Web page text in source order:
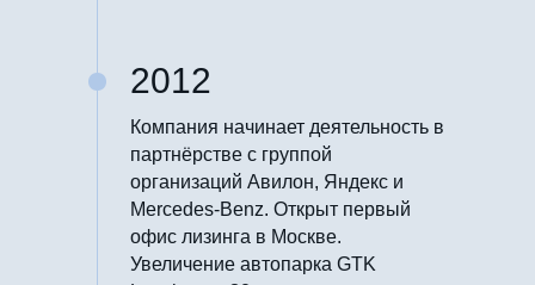
2012
Компания начинает деятельность в
партнёрстве с группой
организаций Авилон, Яндекс и
Mercedes-Benz. Открыт первый
офис лизинга в Москве.
Увеличение автопарка GTK